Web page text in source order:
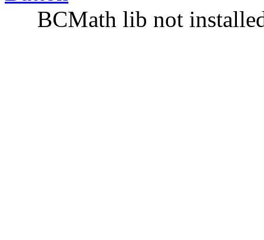
BCMath lib not